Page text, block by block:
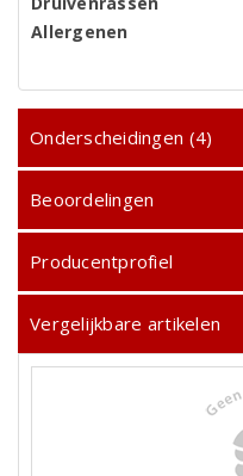
Allergenen
Onderscheidingen (4)
Beoordelingen
Producentprofiel
Vergelijkbare artikelen